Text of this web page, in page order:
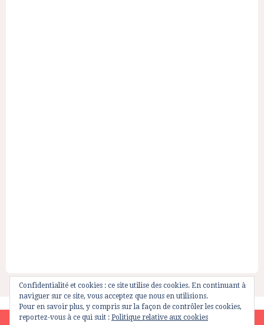
Confidentialité et cookies : ce site utilise des cookies. En continuant à
naviguer sur ce site, vous acceptez que nous en utilisions.
Pour en savoir plus, y compris sur la façon de contrôler les cookies,
reportez-vous à ce qui suit : Politique relative aux cookies